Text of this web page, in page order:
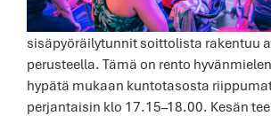
sisäpyöräilytunnit soittolista rakentuu
perusteella. Tämä on rento
hypätä mukaan kuntotasosta
perjantaisin klo 17.15–18.00. Kesän